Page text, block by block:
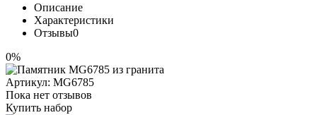
Описание
Характеристики
Отзывы0
0%
Артикул: MG6785
Пока нет отзывов
Купить набор